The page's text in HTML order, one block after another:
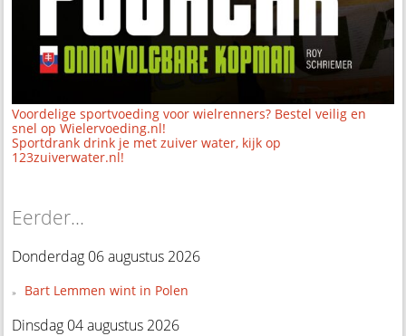
Voordelige sportvoeding voor wielrenners? Bestel veilig en
snel op Wielervoeding.nl!
Sportdrank drink je met zuiver water, kijk op
123zuiverwater.nl!
Eerder...
Donderdag 06 augustus 2026
Bart Lemmen wint in Polen
Dinsdag 04 augustus 2026